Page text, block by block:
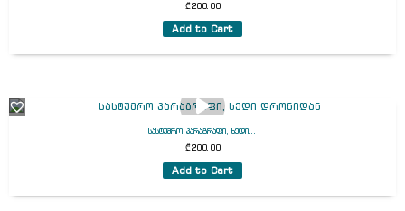
₾200.00
Add to Cart
სასტუმრო პარაგრაფი, ხედი...
₾200.00
Add to Cart